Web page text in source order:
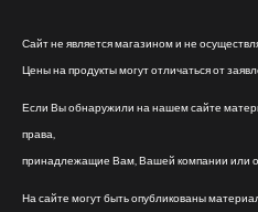
Сайт не является магазином и не
Цены на продукты могут отличаться от
Если Вы обнаружили на нашем сайте
права,
принадлежащие Вам, Вашей компании или
На сайте могут быть опубликованы